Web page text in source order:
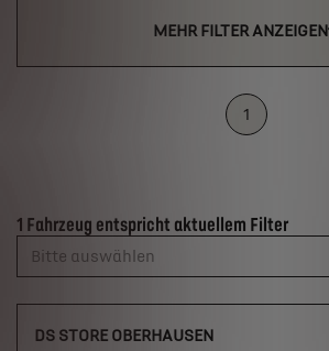
MEHR FILTER ANZEIGEN
1
Suchergebnisse
1 Fahrzeug entspricht aktuellem Filter
Bitte auswählen
DS STORE OBERHAUSEN